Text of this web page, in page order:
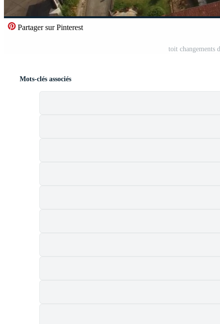
Partager sur Pinterest
toit changements
Mots-clés associés